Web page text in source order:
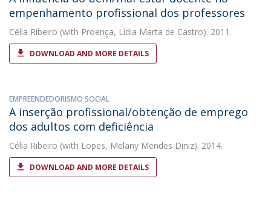
empenhamento profissional dos professores
Célia Ribeiro (with Proença, Lídia Marta de Castro). 2011.
DOWNLOAD AND MORE DETAILS
EMPREENDEDORISMO SOCIAL
A inserção profissional/obtenção de emprego
dos adultos com deficiência
Célia Ribeiro (with Lopes, Melany Mendes Diniz). 2014.
DOWNLOAD AND MORE DETAILS